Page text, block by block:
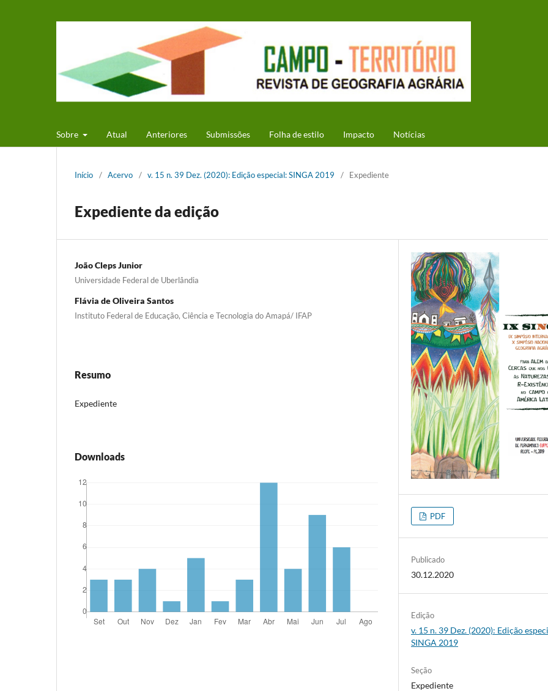
Sobre Atual Anteriores Submissões Folha de estilo Impacto Notícias
Início / Acervo / v. 15 n. 39 Dez. (2020): Edição especial: SINGA 2019 / Expediente
Expediente da edição
João Cleps Junior
Universidade Federal de Uberlândia
Flávia de Oliveira Santos
Instituto Federal de Educação, Ciência e Tecnologia do Amapá/ IFAP
Resumo
Expediente
Downloads
PDF
Publicado
30.12.2020
Edição
v. 15 n. 39 Dez. (2020): Edição
SINGA 2019
Seção
Expediente